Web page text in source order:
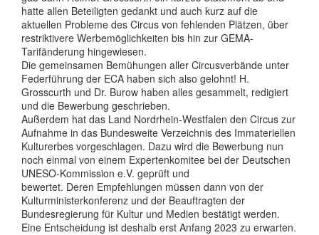
hatte allen Beteiligten gedankt und auch kurz auf die
aktuellen Probleme des Circus von fehlenden Plätzen, über
restriktivere Werbemöglichkeiten bis hin zur GEMA-
Tarifänderung hingewiesen.
Die gemeinsamen Bemühungen aller Circusverbände unter
Federführung der ECA haben sich also gelohnt! H.
Grosscurth und Dr. Burow haben alles gesammelt, redigiert
und die Bewerbung geschrieben.
Außerdem hat das Land Nordrhein-Westfalen den Circus zur
Aufnahme in das Bundesweite Verzeichnis des Immateriellen
Kulturerbes vorgeschlagen. Dazu wird die Bewerbung nun
noch einmal von einem Expertenkomitee bei der Deutschen
UNESO-Kommission e.V. geprüft und
bewertet. Deren Empfehlungen müssen dann von der
Kulturministerkonferenz und der Beauftragten der
Bundesregierung für Kultur und Medien bestätigt werden.
Eine Entscheidung ist deshalb erst Anfang 2023 zu erwarten.